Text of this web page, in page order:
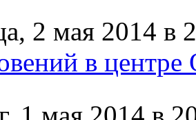
3 мая 2014в
трауром.